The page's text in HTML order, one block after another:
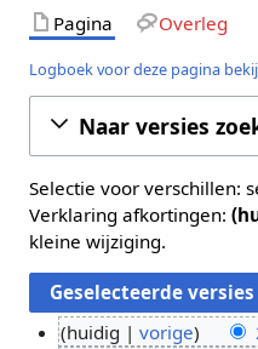
Pagina Overleg
Logboek voor deze pagina
Naar versies
Selectie voor verschillen:
Verklaring afkortingen:
kleine wijziging.
huidig vorige